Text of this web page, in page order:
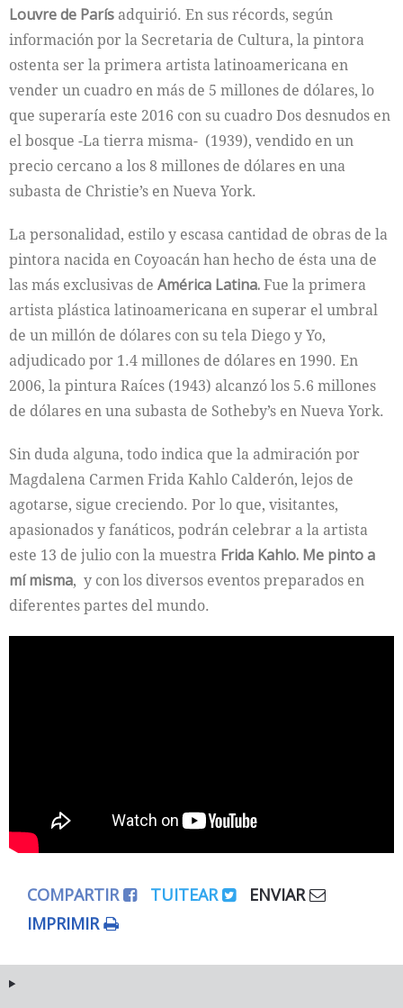
Louvre de París adquirió. En sus récords, según
información por la Secretaria de Cultura, la pintora
ostenta ser la primera artista latinoamericana en
vender un cuadro en más de 5 millones de dólares, lo
que superaría este 2016 con su cuadro Dos desnudos en
el bosque -La tierra misma- (1939), vendido en un
precio cercano a los 8 millones de dólares en una
subasta de Christie’s en Nueva York.
La personalidad, estilo y escasa cantidad de obras de la
pintora nacida en Coyoacán han hecho de ésta una de
las más exclusivas de América Latina.Fue la primera
artista plástica latinoamericana en superar el umbral
de un millón de dólares con su tela Diego y Yo,
adjudicado por 1.4 millones de dólares en 1990. En
2006, la pintura Raíces (1943) alcanzó los 5.6 millones
de dólares en una subasta de Sotheby’s en Nueva York.
Sin duda alguna, todo indica que la admiración por
Magdalena Carmen Frida Kahlo Calderón, lejos de
agotarse, sigue creciendo. Por lo que, visitantes,
apasionados y fanáticos, podrán celebrar a la artista
este 13 de julio con la muestra Frida Kahlo. Me pinto a
mí misma, y con los diversos eventos preparados en
diferentes partes del mundo.
COMPARTIR TUITEAR
ENVIAR
IMPRIMIR